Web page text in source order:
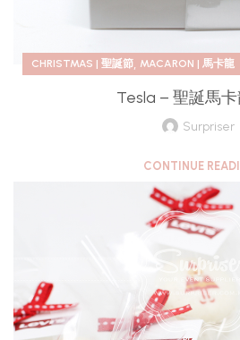
CHRISTMAS | 聖誕節, MACARON | 馬卡龍
Tesla – 聖誕馬
Surpriser
CONTINUE